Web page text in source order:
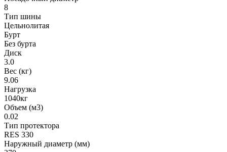
8
Тип шины
Цельнолитая
Бурт
Без бурта
Диск
3.0
Вес (кг)
9.06
Нагрузка
1040кг
Объем (м3)
0.02
Тип протектора
RES 330
Наружный диаметр (мм)